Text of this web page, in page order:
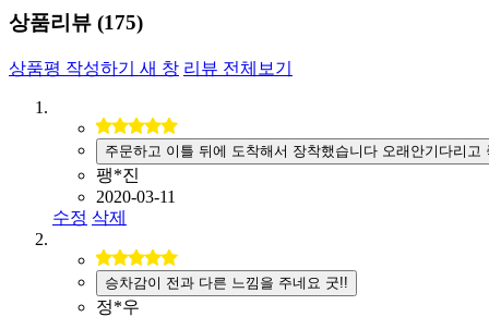
상품리뷰 (175)
상품평 작성하기 새 창 리뷰 전체보기
주문하고 이틀 뒤에 도착해서 장착했습니다 오래안기다리고
팽*진
2020-03-11
수정 삭제
승차감이 전과 다른 느낌을 주네요 굿!!
정*우